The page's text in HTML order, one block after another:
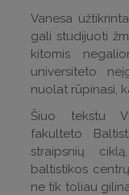
Vanesa
gali studijuoti
kitomis
universiteto
nuolat rūpinasi,
Šiuo tekstu
fakulteto
straipsnių
baltistikos
ne tik toliau